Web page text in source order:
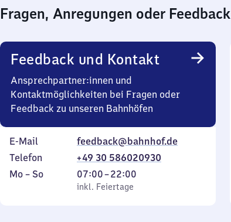
Fragen, Anregungen oder Feedback
Feedback und Kontakt
Ansprechpartner:innen und
Kontaktmöglichkeiten bei Fragen oder
Feedback zu unseren Bahnhöfen
E-Mail
feedback@bahnhof.de
Telefon
+49 30 586020930
Montag
Mo – So,
inkl. Feiertage
07:00–22:00
Von
7
inkl. Feiertage